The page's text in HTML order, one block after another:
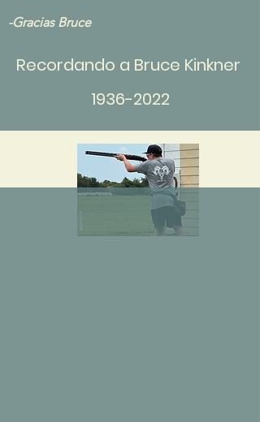
-Gracias Bruce
Recordando a Bruce Kinkner
1936-2022